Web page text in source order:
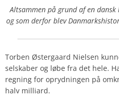
Altsammen på grund af en
og som derfor blev
Torben Østergaard Nielsen
selskaber og løbe fra det hele.
regning for oprydningen på
halv milliard.